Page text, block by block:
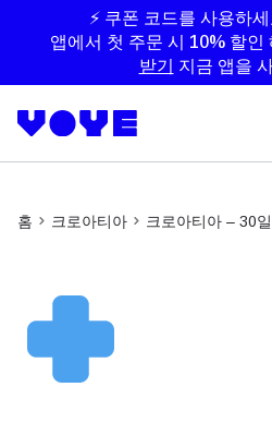
⚡ 쿠폰 코드를 사용하세
앱에서 첫 주문 시 10% 할인
받기
지금 앱을
홈 크로아티아 크로아티아 – 30